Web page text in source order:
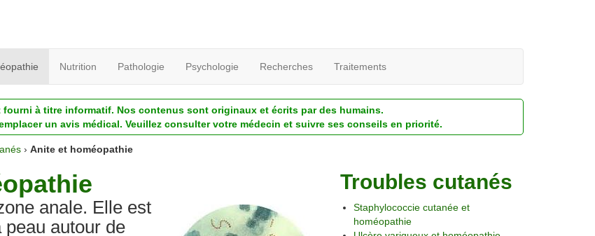
Nutrition Pathologie Psychologie Recherches Traitements
à titre informatif. Nos contenus sont originaux et écrits par des humains.
un avis médical. Veuillez consulter votre médecin et suivre ses conseils en priorité.
› Anite et homéopathie
anale. Elle est
autour de
Troubles cutanés
Staphylococcie cutanée et
homéopathie